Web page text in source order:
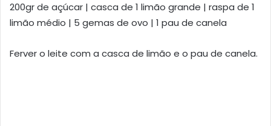
200gr de açúcar | casca de 1 limão grande | raspa de 1
limão médio | 5 gemas de ovo | 1 pau de canela
Ferver o leite com a casca de limão e o pau de canela.